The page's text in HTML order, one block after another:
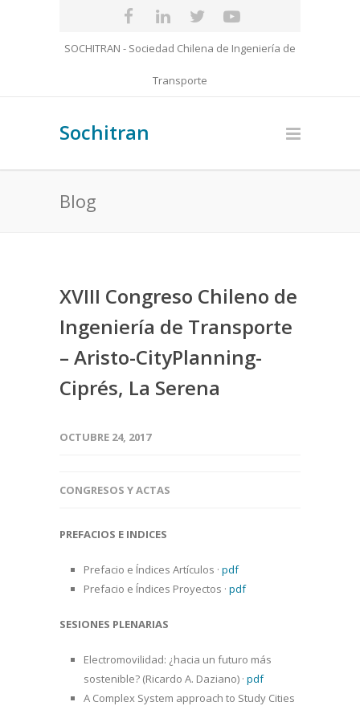
SOCHITRAN - Sociedad Chilena de Ingeniería de
Transporte
Sochitran
Blog
XVIII Congreso Chileno de
Ingeniería de Transporte
– Aristo-CityPlanning-
Ciprés, La Serena
OCTUBRE 24, 2017
CONGRESOS Y ACTAS
PREFACIOS E INDICES
Prefacio e Índices Artículos · pdf
Prefacio e Índices Proyectos · pdf
SESIONES PLENARIAS
Electromovilidad: ¿hacia un futuro más
sostenible? (Ricardo A. Daziano) · pdf
A Complex System approach to Study Cities